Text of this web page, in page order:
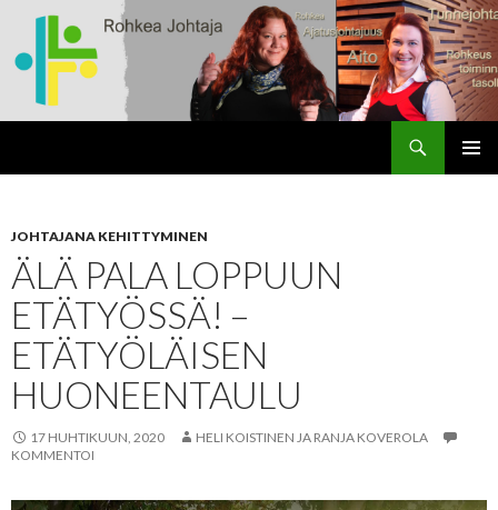
JOHTAJANA KEHITTYMINEN
ÄLÄ PALA LOPPUUN
ETÄTYÖSSÄ! –
ETÄTYÖLÄISEN
HUONEENTAULU
17 HUHTIKUUN, 2020
HELI KOISTINEN JA RANJA KOVEROLA
KOMMENTOI